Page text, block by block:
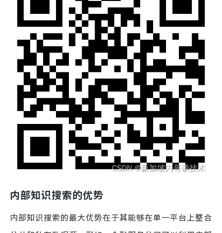
内部知识搜索的优势
内部知识搜索的最大优势在于其能够在单一平台上整合